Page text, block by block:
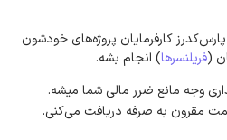
کارفرمایان پروژه‌های خودشون
(فریلنسرها) انجام بشه.
وجه مانع ضرر مالی شما میشه.
مقرون به صرفه دریافت می‌کنی.